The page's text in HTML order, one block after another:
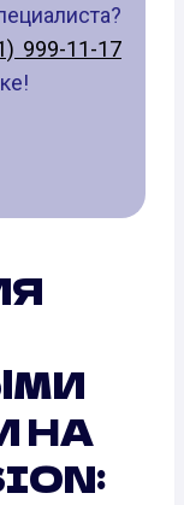
999-11-17
НА